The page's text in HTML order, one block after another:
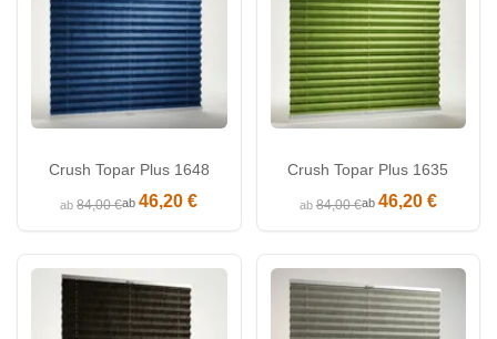
Crush Topar Plus 1648
ab84,00 €ab46,20 €
Crush Topar Plus 1635
ab84,00 €ab 46,20 €